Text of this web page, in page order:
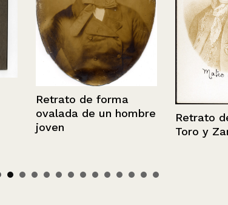
Retrato de forma
ovalada de un hombre
joven
Retrato de
Toro y